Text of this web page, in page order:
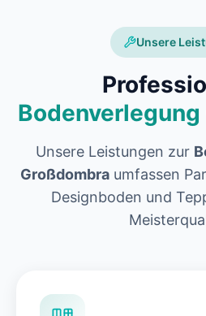
Unsere
Unsere Leistungen zur
Großdombra umfassen
Designboden und